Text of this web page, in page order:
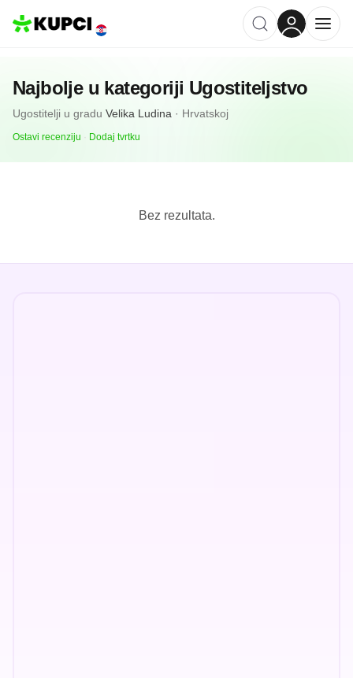
Najbolje u kategoriji Ugostiteljstvo
Ugostitelji u gradu Velika Ludina · Hrvatskoj
Ostavi recenziju Dodaj tvrtku
Bez rezultata.